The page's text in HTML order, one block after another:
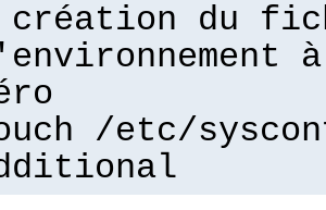
création du
/etc/